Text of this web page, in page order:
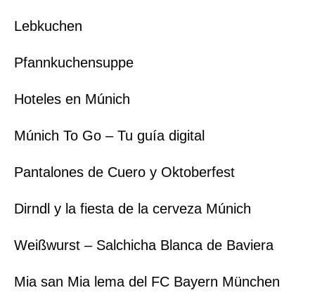
Lebkuchen
Pfannkuchensuppe
Hoteles en Múnich
Múnich To Go – Tu guía digital
Pantalones de Cuero y Oktoberfest
Dirndl y la fiesta de la cerveza Múnich
Weißwurst – Salchicha Blanca de Baviera
Mia san Mia lema del FC Bayern München